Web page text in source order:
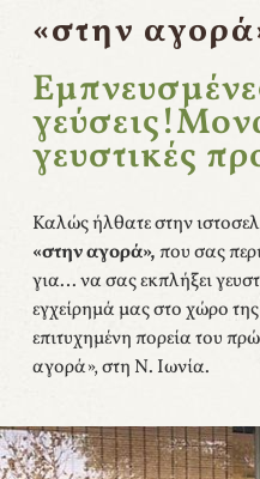
«στην
γευστικές
Καλώς ήλθατε στην
«στην αγορά»,που σας
για… να σας εκπλήξει
εγχείρημά μας στο χώρο
επιτυχημένη πορεία του
αγορά», στη Ν. Ιωνία.